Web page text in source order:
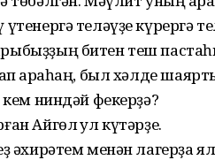
теләүҙе күрергә
битен теш
ҡараһаң, был хәлде
ниндәй фекер­ҙә?
Айгөл ҡул күтәрҙе.
әхирәтем менән лагерҙа